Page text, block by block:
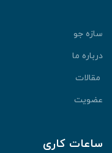
سازه جو
درباره ما
مقالات
عضویت
ساعات کاری